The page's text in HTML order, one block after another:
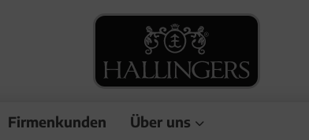
Firmenkunden Über uns